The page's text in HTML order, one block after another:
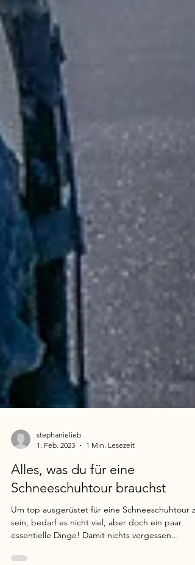
stephanielieb
1. Feb. 2023
1 Min. Lesezeit
Alles, was du für eine
Schneeschuhtour brauchst
Um top ausgerüstet für eine Schneeschuhtour zu